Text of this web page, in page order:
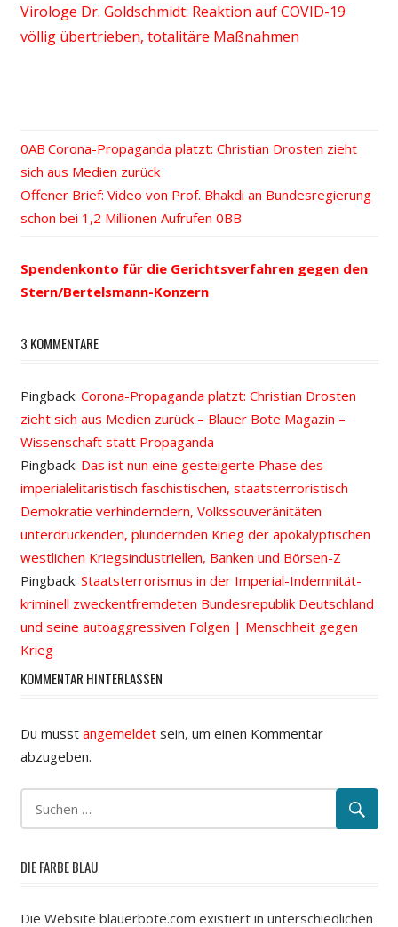
Virologe Dr. Goldschmidt: Reaktion auf COVID-19
völlig übertrieben, totalitäre Maßnahmen
Beitrags-
Navigation
Vorheriger
Beitrag:
Corona-Propaganda platzt: Christian Drosten zieht
sich aus Medien zurück
Nächster
Beitrag:
Offener Brief: Video von Prof. Bhakdi an Bundesregierung
schon bei 1,2 Millionen Aufrufen
Spendenkonto für die Gerichtsverfahren gegen den
Stern/Bertelsmann-Konzern
3 KOMMENTARE
Pingback: Corona-Propaganda platzt: Christian Drosten
zieht sich aus Medien zurück – Blauer Bote Magazin –
Wissenschaft statt Propaganda
Pingback: Das ist nun eine gesteigerte Phase des
imperialelitaristisch faschistischen, staatsterroristisch
Demokratie verhinderndern, Volkssouveränitäten
unterdrückenden, plündernden Krieg der apokalyptischen
westlichen Kriegsindustriellen, Banken und Börsen-Z
Pingback: Staatsterrorismus in der Imperial-Indemnität-
kriminell zweckentfremdeten Bundesrepublik Deutschland
und seine autoaggressiven Folgen | Menschheit gegen
Krieg
KOMMENTAR HINTERLASSEN
Du musst angemeldetsein, um einen Kommentar
abzugeben.
DIE FARBE BLAU
Die Website blauerbote.com existiert in unterschiedlichen